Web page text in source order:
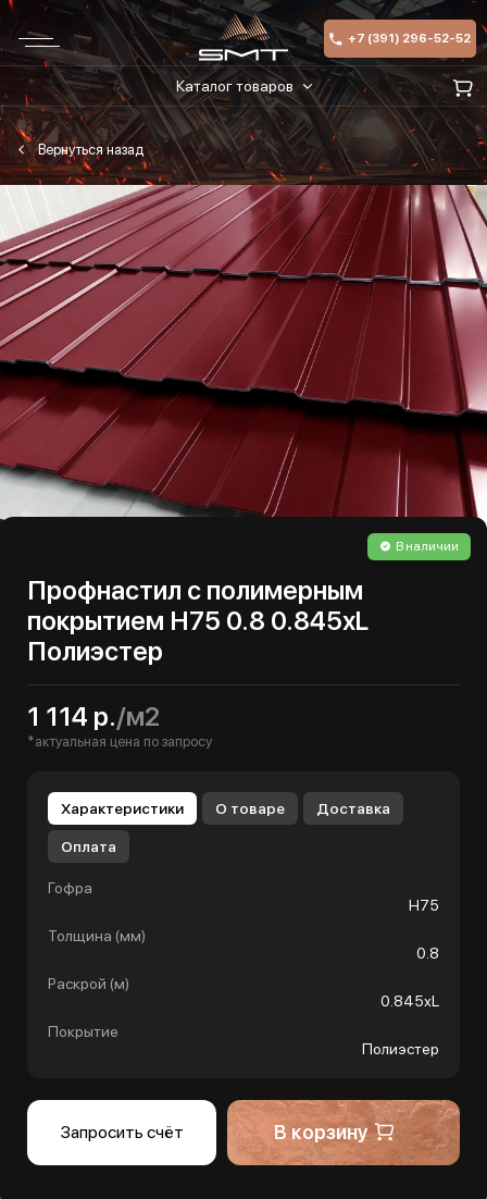
+7 (391) 296-52-52
Каталог товаров
В наличии
Профнастил с полимерным
покрытием Н75 0.8 0.845хL
Полиэстер
1 114 р./м2
*актуальная цена по запросу
Характеристики О товаре Доставка
Оплата
Гофра
Н75
Толщина (мм)
0.8
Раскрой (м)
0.845хL
Покрытие
Полиэстер
Запросить счёт В корзину